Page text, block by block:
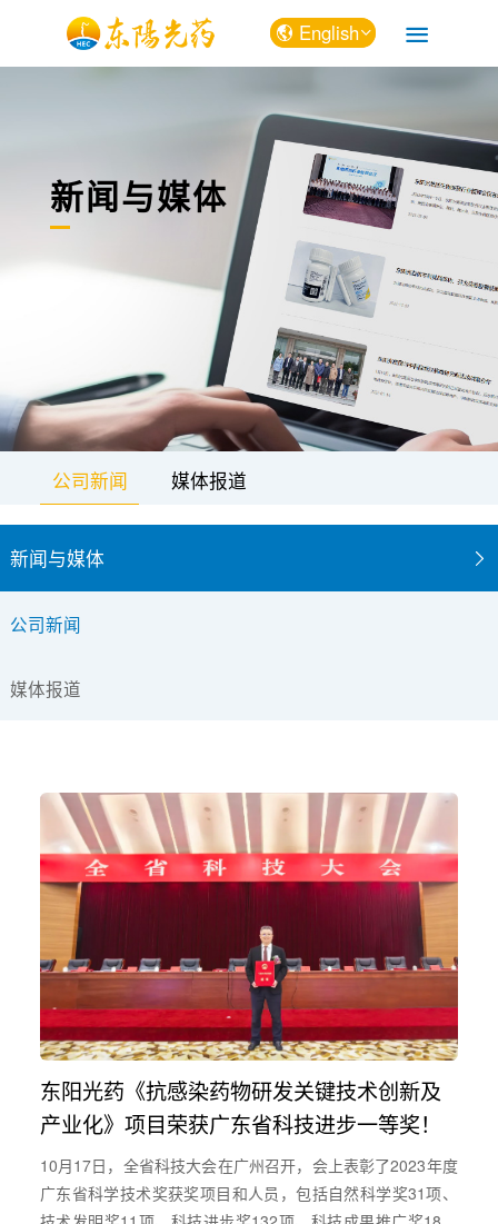
English
中文
新闻与媒体
公司新闻 媒体报道
新闻与媒体
公司新闻
媒体报道
东阳光药《抗感染药物研发关键技术创新及
产业化》项目荣获广东省科技进步一等奖！
10月17日，全省科技大会在广州召开，会上表彰了2023年度
广东省科学技术奖获奖项目和人员，包括自然科学奖31项、